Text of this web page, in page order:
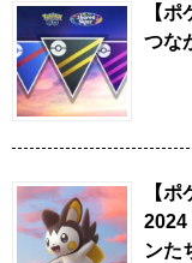
【
つな
【
2024
ンた